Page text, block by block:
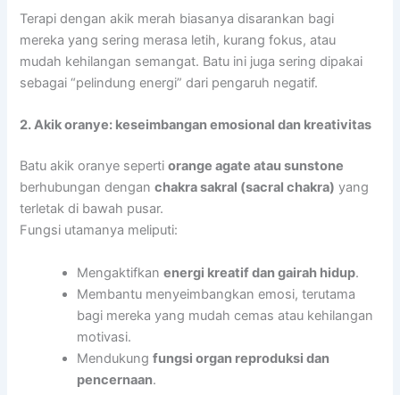
Terapi dengan akik merah biasanya disarankan bagi
mereka yang sering merasa letih, kurang fokus, atau
mudah kehilangan semangat. Batu ini juga sering dipakai
sebagai “pelindung energi” dari pengaruh negatif.
2. Akik oranye: keseimbangan emosional dan kreativitas
Batu akik oranye sepertiorange agate atau sunstone
berhubungan denganchakra sakral (sacral chakra) yang
terletak di bawah pusar.
Fungsi utamanya meliputi:
Mengaktifkanenergi kreatif dan gairah hidup.
Membantu menyeimbangkan emosi, terutama
bagi mereka yang mudah cemas atau kehilangan
motivasi.
Mendukungfungsi organ reproduksi dan
pencernaan.